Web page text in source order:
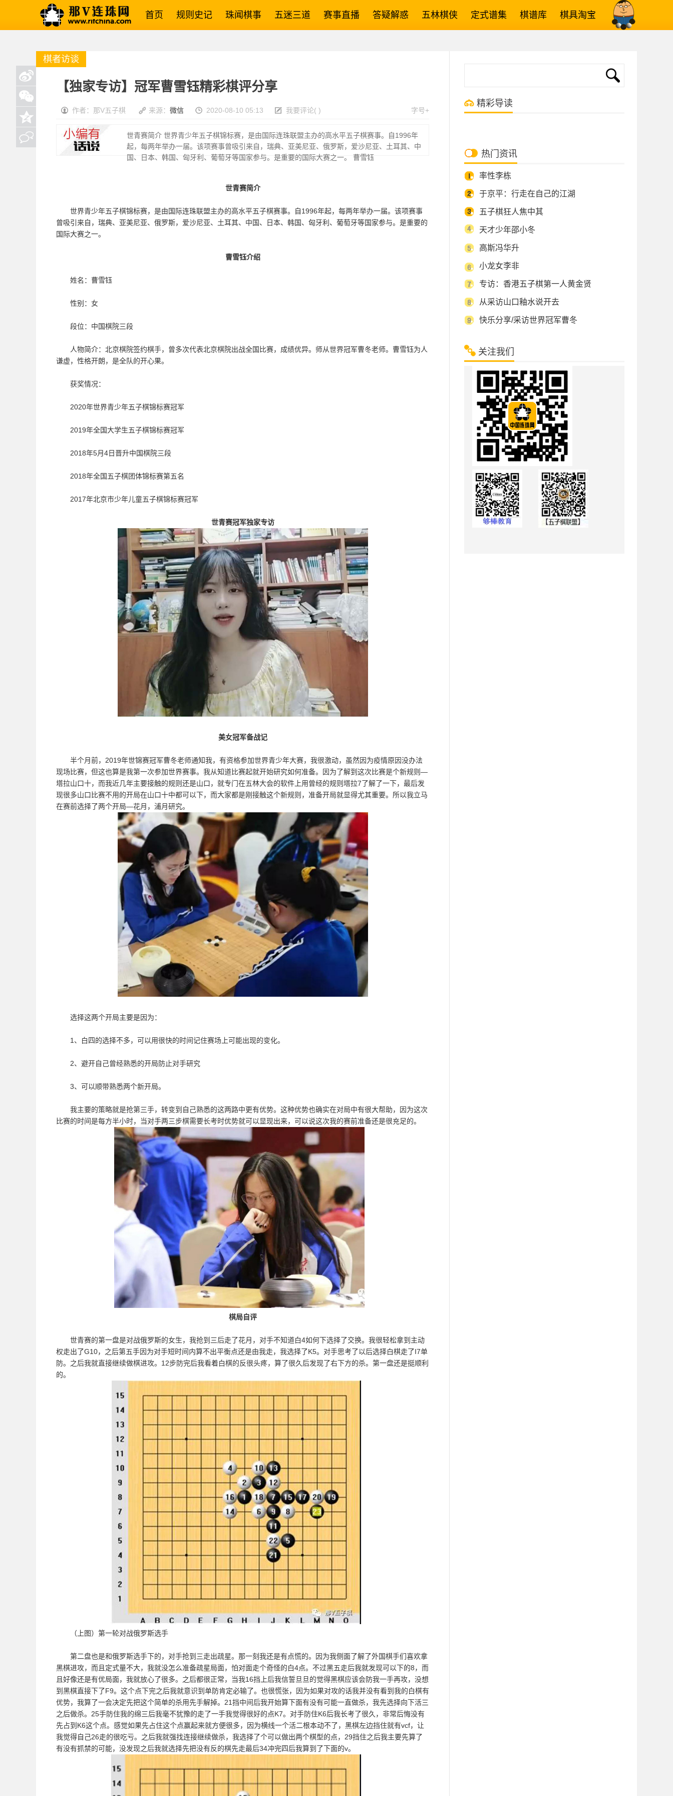
首页 规则史记 珠闻棋事 五迷三道 赛事直播 答疑解惑 五林棋侠 定式谱集 棋谱库 棋具淘宝
棋者访谈
【独家专访】冠军曹雪钰精彩棋评分享
字号+
作者：那V五子棋 来源： 微信 2020-08-10 05:13 我要评论( )
世青赛简介 世界青少年五子棋锦标赛，是由国际连珠联盟主办的高水平五子棋赛事。自1996年
起，每两年举办一届。该项赛事曾吸引来自，瑞典、亚美尼亚、俄罗斯，爱沙尼亚、土耳其、中
国、日本、韩国、匈牙利、葡萄牙等国家参与。是重要的国际大赛之一。 曹雪钰
世青赛简介
世界青少年五子棋锦标赛，是由国际连珠联盟主办的高水平五子棋赛事。自1996年起，每两年举办一届。该项赛事
曾吸引来自，瑞典、亚美尼亚、俄罗斯，爱沙尼亚、土耳其、中国、日本、韩国、匈牙利、葡萄牙等国家参与。是重要的
国际大赛之一。
曹雪钰介绍
姓名：曹雪钰
性别：女
段位：中国棋院三段
人物简介：北京棋院签约棋手，曾多次代表北京棋院出战全国比赛，成绩优异。师从世界冠军曹冬老师。曹雪钰为人
谦虚，性格开朗，是全队的开心果。
获奖情况：
2020年世界青少年五子棋锦标赛冠军
2019年全国大学生五子棋锦标赛冠军
2018年5月4日晋升中国棋院三段
2018年全国五子棋团体锦标赛第五名
2017年北京市少年儿童五子棋锦标赛冠军
世青赛冠军独家专访
美女冠军备战记
半个月前，2019年世锦赛冠军曹冬老师通知我，有资格参加世界青少年大赛，我很激动，虽然因为疫情原因没办法
现场比赛，但这也算是我第一次参加世界赛事。我从知道比赛起就开始研究如何准备。因为了解到这次比赛是个新规则—
塔拉山口十，而我近几年主要接触的规则还是山口，就专门在五林大会的软件上用曾经的规则塔拉7了解了一下，最后发
现很多山口比赛不用的开局在山口十中都可以下，而大家都是刚接触这个新规则，准备开局就显得尤其重要。所以我立马
在赛前选择了两个开局—花月，浦月研究。
选择这两个开局主要是因为：
1、白四的选择不多，可以用很快的时间记住赛场上可能出现的变化。
2、避开自己曾经熟悉的开局防止对手研究
3、可以顺带熟悉两个新开局。
我主要的策略就是抢第三手，转变到自己熟悉的这两路中更有优势。这种优势也确实在对局中有很大帮助，因为这次
比赛的时间是每方半小时，当对手两三步棋需要长考时优势就可以显现出来，可以说这次我的赛前准备还是很充足的。
棋局自评
世青赛的第一盘是对战俄罗斯的女生，我抢到三后走了花月，对手不知道白4如何下选择了交换。我很轻松拿到主动
权走出了G10，之后第五手因为对手短时间内算不出平衡点还是由我走，我选择了K5。对手思考了以后选择白棋走了I7单
防。之后我就直接继续做棋进攻。12步防完后我看着白棋的反很头疼，算了很久后发现了右下方的杀。第一盘还是挺顺利
的。
（上图）第一轮对战俄罗斯选手
第二盘也是和俄罗斯选手下的，对手抢到三走出疏星。那一刻我还是有点慌的。因为我侧面了解了外国棋手们喜欢拿
黑棋进攻，而且定式量不大，我就没怎么准备疏星局面，怕对面走个奇怪的白4点。不过黑五走后我就发现可以下的8，而
且好像还是有优局面，我就放心了很多。之后都很正常，当我16挡上后我信誓旦旦的觉得黑棋应该会防我一手再攻，没想
到黑棋直接下了F9。这个点下完之后我就意识到单防肯定必输了。也很慌张，因为如果对攻的话我并没有看到我的白棋有
优势，我算了一会决定先把这个简单的杀用先手解掉。21挡中间后我开始算下面有没有可能一直做杀，我先选择向下活三
之后做杀。25手防住我的绵三后我毫不犹豫的走了一手我觉得很好的点K7。对手防住K6后我长考了很久，非常后悔没有
先占到K6这个点。感觉如果先占住这个点赢起来就方便很多，因为横线一个活二根本动不了，黑棋左边挡住就有vcf，让
我觉得自己26走的很吃亏。之后我就强找连接继续做杀，我选择了个可以做出两个棋型的点，29挡住之后我主要先算了
有没有抓禁的可能，没发现之后我就选择先把没有反的棋先走最后34冲完四后我算到了下面的v。
精彩导读
热门资讯
率性李栋
于京平：行走在自己的江湖
五子棋狂人焦中其
天才少年邵小冬
高斯冯华升
小龙女李非
专访：香港五子棋第一人黄金贤
从采访山口釉水说开去
快乐分享/采访世界冠军曹冬
关注我们